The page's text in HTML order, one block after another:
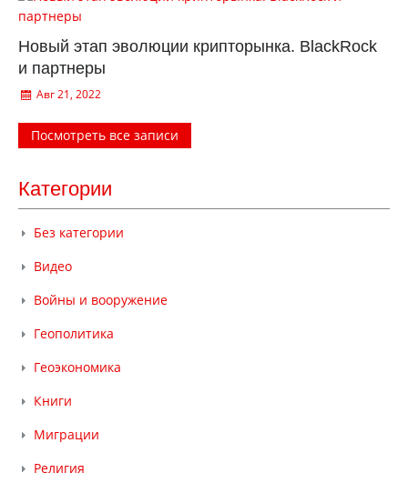
Новый этап эволюции крипторынка. BlackRock
и партнеры
Авг 21, 2022
Посмотреть все записи
Категории
Без категории
Видео
Войны и вооружение
Геополитика
Геоэкономика
Книги
Миграции
Религия